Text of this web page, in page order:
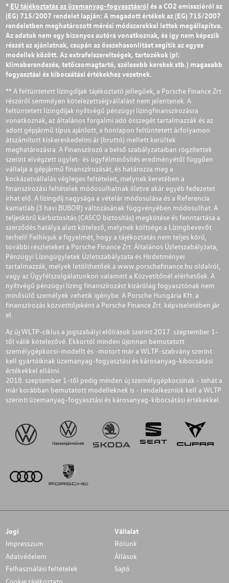
* EU tájékoztatás az üzemanyag-fogyasztásról és a CO2 emisszióról az
(EG) 715/2007 rendelet lapján: A megadott értékek az (EG) 715/2007
rendeletben meghatározott mérési módszerekkel lettek megállapítva.
Az adatok nem egy bizonyos autóra vonatkoznak, és így nem képezik
részét az ajánlatnak, csupán az összehasonlítást segítik az egyes
modellek között. Az extrafelszereltségek, tartozékok (pl:
klímaberendezés, tetőcsomagtartó, szélesebb kerekek stb.) magasabb
fogyasztási és kibocsátási értékekhez vezetnek.
** A feltüntetett lízingdíjak tájékoztató jellegűek, a Porsche Finance Zrt.
részéről semmilyen kötelezettségvállalást nem jelentenek. A
feltüntetett lízingdíjak nyíltvégű pénzügyi lízingfinanszírozásra
vonatkoznak, az általános forgalmi adó összegét tartalmazzák és az
adott gépjármű típus ajánlott, a honlapon feltüntetett árfolyamon
átszámított kiskereskedelmi ár (bruttó) mellett kerültek
meghatározásra. A Finanszírozó a belső szabályzataiban rögzítettek
szerint elvégzett ügylet- és ügyfélminősítés eredményétől függően
vállalja a gépjármű finanszírozását, és határozza meg a
kockázatvállalás végleges feltételeit, melynek keretében a
finanszírozási feltételek módosulhatnak illetve akár egyéb fedezetet
írhat elő. A lízingdíj nagysága a vételár módosulása és a Referencia
kamatláb (3 havi BUBOR) változásának függvényében módosulhat. A
teljeskörű kárbiztosítás (CASCO biztosítás) megkötése és fenntartása a
szerződés hatálya alatt kötelező, melynek költsége a Lízingbevevőt
terheli! Felhívjuk a figyelmét, hogy a tájékoztatás nem teljes körű,
további részleteket a Porsche Finance Zrt. Általános Üzletszabályzata,
Pénzügyi Lízingügyletek Üzletszabályzata és Hirdetményei
tartalmazzák, melyek letölthetőek a www.porschefinance.hu oldalról,
vagy az Ügyfélszolgálatunkon valamint a Közvetítőnél elérhetőek. A
nyíltvégű pénzügyi lízing finanszírozást kizárólag fogyasztónak nem
minősülő személyek vehetik igénybe. A Porsche Hungária Kft. a
finanszírozás közvetítőjeként a Porsche Finance Zrt. képviseletében jár
el.
Az új WLTP-ciklus a jogszabályi előírások szerint 2017. szeptember 1-
től válik kötelezővé. Ekkortól minden újonnan bemutatott
személygépkocsi-modellt és -motort már a WLTP-szabvány szerint
kell gyártóiknak üzemanyag-fogyasztási és károsanyag-kibocsátási
értékekkel ellátni.
2018. szeptember 1-től pedig minden új személygépkocsinak - tehát a
már korábban bemutatott modelleknek is - rendelkezniük kell a WLTP
szerinti üzemanyag-fogyasztási és károsanyag-kibocsátási értékekkel.
Jogi
Impresszum
Adatvédelem
Felhasználási feltételek
Vállalat
Rólunk
Állások
Sajtó